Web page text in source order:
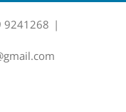
9241268 |